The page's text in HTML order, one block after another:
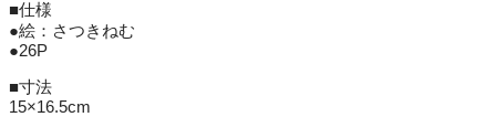
■仕様
●絵：さつきねむ
●26P
■寸法
15×16.5cm